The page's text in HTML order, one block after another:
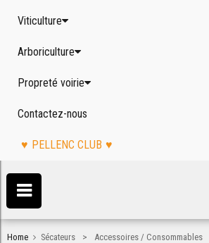
Viticulture
Arboriculture
Propreté voirie
Contactez-nous
PELLENC CLUB
Home Sécateurs > Accessoires / Consommables